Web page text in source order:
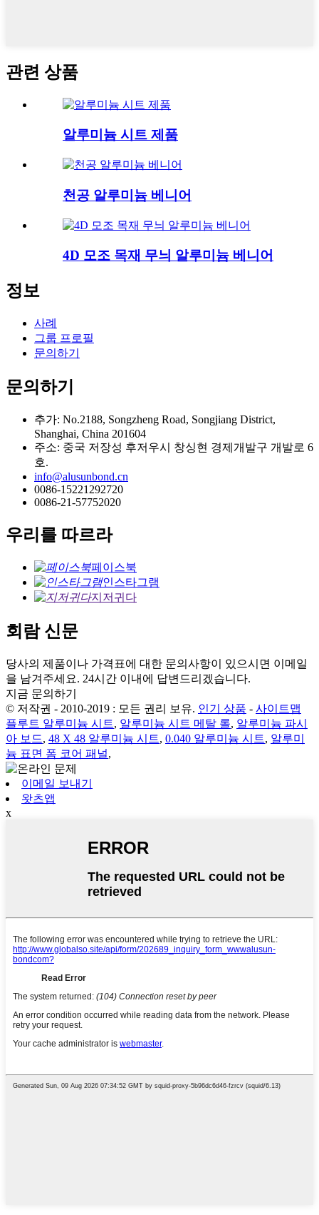
관련 상품
알루미늄 시트 제품
천공 알루미늄 베니어
4D 모조 목재 무늬 알루미늄 베니어
정보
사례
그룹 프로필
문의하기
문의하기
추가: No.2188, Songzheng Road, Songjiang District,
Shanghai, China 201604
주소: 중국 저장성 후저우시 창싱현 경제개발구 개발로 6
호.
info@alusunbond.cn
0086-15221292720
0086-21-57752020
우리를 따르라
페이스북
인스타그램
지저귀다
회람 신문
당사의 제품이나 가격표에 대한 문의사항이 있으시면 이메일
을 남겨주세요. 24시간 이내에 답변드리겠습니다.
지금 문의하기
© 저작권 - 2010-2019 : 모든 권리 보유. 인기 상품 - 사이트맵
플루트 알루미늄 시트, 알루미늄 시트 메탈 롤, 알루미늄 파시
아 보드, 48 X 48 알루미늄 시트, 0.040 알루미늄 시트, 알루미
늄 표면 폼 코어 패널,
이메일 보내기
왓츠앱
x